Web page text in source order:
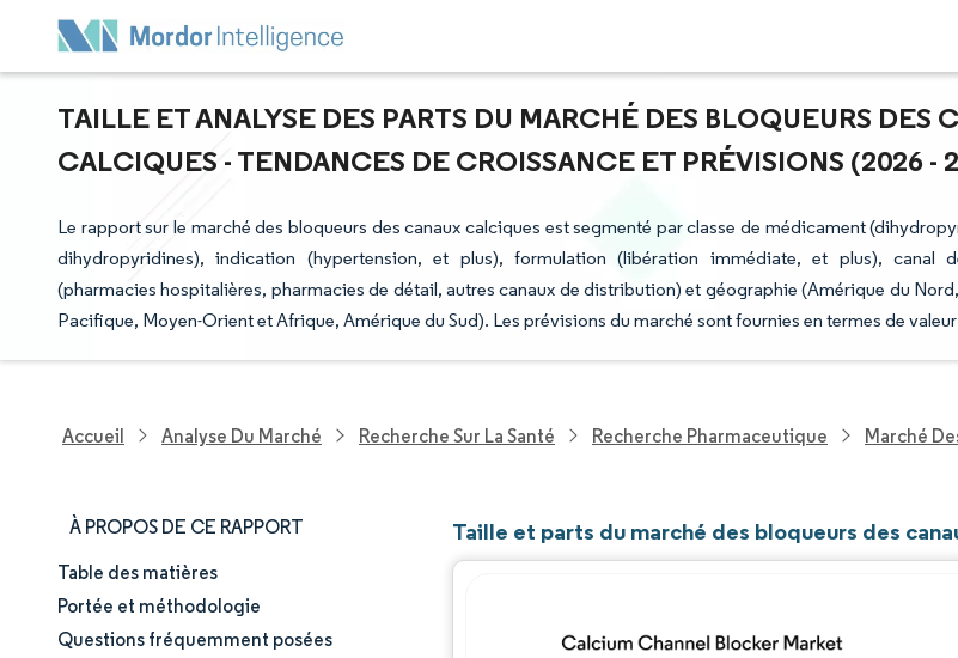
TAILLE ET ANALYSE DES PARTS DU MARCHÉ DES BLOQUEURS DES
CALCIQUES - TENDANCES DE CROISSANCE ET PRÉVISIONS (2026 -
Le rapport sur le marché des bloqueurs des canaux calciques est segmenté par classe de médicament
dihydropyridines), indication (hypertension, et plus), formulation (libération immédiate, et plus), canal
(pharmacies hospitalières, pharmacies de détail, autres canaux de distribution) et géographie (Amérique du
Pacifique, Moyen-Orient et Afrique, Amérique du Sud). Les prévisions du marché sont fournies en termes de valeur
Accueil Analyse Du Marché Recherche Sur La Santé Recherche Pharmaceutique Marché
À PROPOS DE CE RAPPORT
Taille et part de marché
Analyse du marché
Table des matières
Portée et méthodologie
Questions fréquemment posées
Taille et parts du marché des bloqueurs des